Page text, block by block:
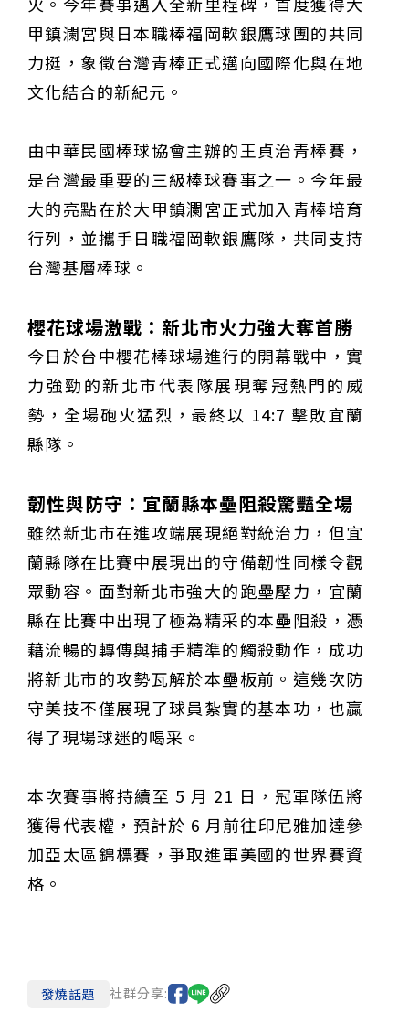
甲鎮瀾宮與日本職棒福岡軟銀鷹球團的共同
力挺，象徵台灣青棒正式邁向國際化與在地
文化結合的新紀元。
由中華民國棒球協會主辦的王貞治青棒賽，
是台灣最重要的三級棒球賽事之一。今年最
大的亮點在於大甲鎮瀾宮正式加入青棒培育
行列，並攜手日職福岡軟銀鷹隊，共同支持
台灣基層棒球。
櫻花球場激戰：新北市火力強大奪首勝
今日於台中櫻花棒球場進行的開幕戰中，實
力強勁的新北市代表隊展現奪冠熱門的威
勢，全場砲火猛烈，最終以 14:7 擊敗宜蘭
縣隊。
韌性與防守：宜蘭縣本壘阻殺驚豔全場
雖然新北市在進攻端展現絕對統治力，但宜
蘭縣隊在比賽中展現出的守備韌性同樣令觀
眾動容。面對新北市強大的跑壘壓力，宜蘭
縣在比賽中出現了極為精采的本壘阻殺，憑
藉流暢的轉傳與捕手精準的觸殺動作，成功
將新北市的攻勢瓦解於本壘板前。這幾次防
守美技不僅展現了球員紮實的基本功，也贏
得了現場球迷的喝采。
本次賽事將持續至 5 月 21 日，冠軍隊伍將
獲得代表權，預計於 6 月前往印尼雅加達參
加亞太區錦標賽，爭取進軍美國的世界賽資
格。
發燒話題 社群分享: